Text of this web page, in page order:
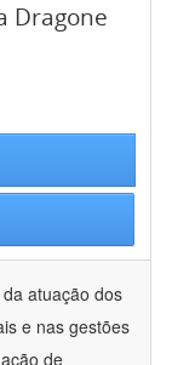
Dragone
atuação dos
e nas gestões
de